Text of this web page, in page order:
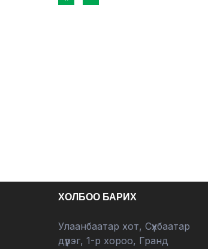
ХОЛБОО БАРИХ
Улаанбаатар хот, Сүхбаатар
дүүрэг, 1-р хороо, Гранд